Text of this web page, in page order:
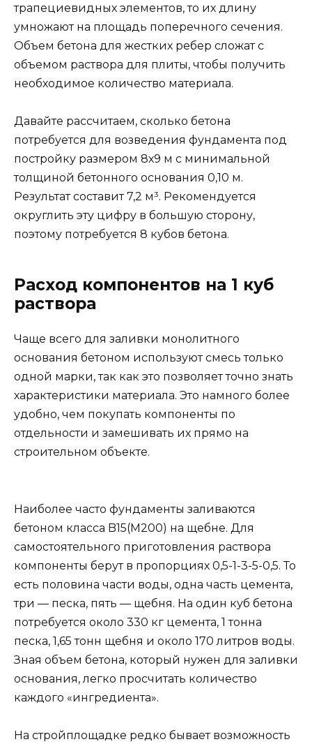
трапециевидных элементов, то их длину
умножают на площадь поперечного сечения.
Объем бетона для жестких ребер сложат с
объемом раствора для плиты, чтобы получить
необходимое количество материала.
Давайте рассчитаем, сколько бетона
потребуется для возведения фундамента под
постройку размером 8х9 м с минимальной
толщиной бетонного основания 0,10 м.
Результат составит 7,2 м³. Рекомендуется
округлить эту цифру в большую сторону,
поэтому потребуется 8 кубов бетона.
Расход компонентов на 1 куб
раствора
Чаще всего для заливки монолитного
основания бетоном используют смесь только
одной марки, так как это позволяет точно знать
характеристики материала. Это намного более
удобно, чем покупать компоненты по
отдельности и замешивать их прямо на
строительном объекте.
Наиболее часто фундаменты заливаются
бетоном класса B15(M200) на щебне. Для
самостоятельного приготовления раствора
компоненты берут в пропорциях 0,5-1-3-5-0,5. То
есть половина части воды, одна часть цемента,
три — песка, пять — щебня. На один куб бетона
потребуется около 330 кг цемента, 1 тонна
песка, 1,65 тонн щебня и около 170 литров воды.
Зная объем бетона, который нужен для заливки
основания, легко просчитать количество
каждого «ингредиента».
На стройплощадке редко бывает возможность